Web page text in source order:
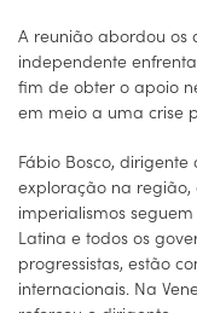
A reunião abordou os
independente
fim de obter o apoio
em meio a uma crise
Fábio Bosco,
exploração na região,
imperialismos
Latina e todos os
progressistas, estão
internacionais. Na